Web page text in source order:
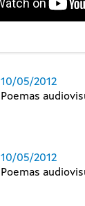
10/05/2012
Poemas
10/05/2012
Poemas